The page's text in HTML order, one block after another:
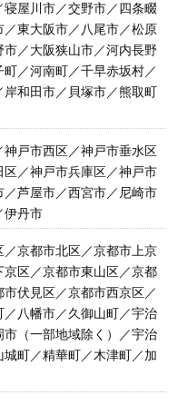
屋川市／交野市／四条畷
東大阪市／八尾市／松原
／大阪狭山市／河内長野
／河南町／千早赤坂村／
和田市／貝塚市／熊取町
戸市西区／神戸市垂水区
／神戸市兵庫区／神戸市
芦屋市／西宮市／尼崎市
伊丹市
京都市北区／京都市上京
区／京都市東山区／京都
伏見区／京都市西京区／
八幡市／久御山町／宇治
（一部地域除く）／宇治
町／精華町／木津町／加